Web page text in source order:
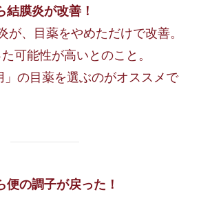
結膜炎が改善！
が、目薬をやめただけで改善。
可能性が高いとのこと。
の目薬を選ぶのがオススメで
便の調子が戻った！